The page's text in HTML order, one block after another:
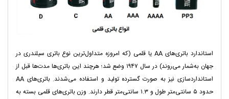
استاندارد باتری‌های AA
یا قلمی (که امروزه متداول‌ترین نوع باتری سیلندری در
جهان به‌شمار می‌روند) در سال ۱۹۴۷ وضع شد؛ هرچند این باتری‌ها مدت‌ها قبل از
استانداردسازی نیز به صورت گسترده تولید و استفاده می‌شدند. باتری‌های AA
حدود ۵ سانتی‌متر طول و ۱.۳ سانتی‌متر قطر دارند. وزن باتری‌های قلمی بسته به